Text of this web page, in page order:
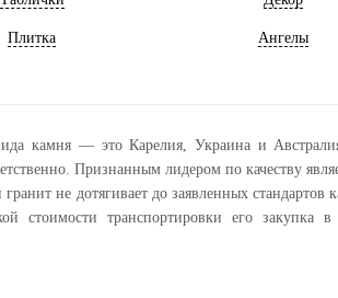
Плитка Ангелы
камня — это Карелия, Украина и
Признанным лидером по качеству
не дотягивает до заявленных стандартов
стоимости транспортировки его закупка в